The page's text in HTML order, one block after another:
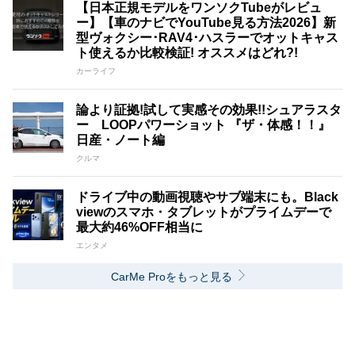
【日本正規モデルをワンソクTubeがレビュ
ー】【車のナビでYouTube見る方法2026】新
型ヴォクシー･RAV4･ハスラーでオットキャス
ト使えるか比較検証! オススメはどれ?!
カーライフ
論より証拠!試して実感その効果!!シュアラスタ
ー LOOPパワーショット 『ザ・体感！！』
日産・ノート編
クルマ
ドライブ中の動画視聴やサブ端末にも。Black
viewのスマホ・タブレットがプライムデーで
最大約46%OFF相当に
エンタメ
CarMe Proをもっと見る